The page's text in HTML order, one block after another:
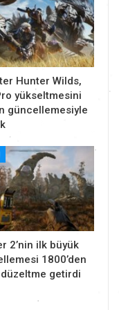
Hunter Wilds,
yükseltmesini
güncellemesiyle
2’nin ilk büyük
1800’den
getirdi